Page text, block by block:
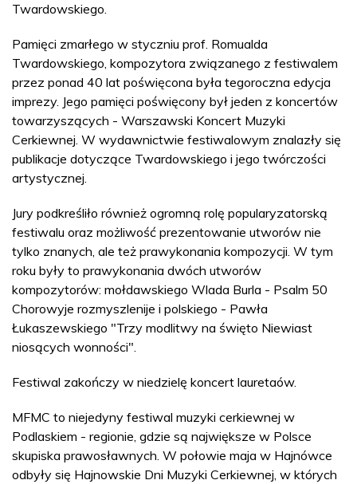
Twardowskiego.
Pamięci zmarłego w styczniu prof. Romualda
Twardowskiego, kompozytora związanego z festiwalem
przez ponad 40 lat poświęcona była tegoroczna edycja
imprezy. Jego pamięci poświęcony był jeden z koncertów
towarzyszących - Warszawski Koncert Muzyki
Cerkiewnej. W wydawnictwie festiwalowym znalazły się
publikacje dotyczące Twardowskiego i jego twórczości
artystycznej.
Jury podkreśliło również ogromną rolę popularyzatorską
festiwalu oraz możliwość prezentowanie utworów nie
tylko znanych, ale też prawykonania kompozycji. W tym
roku były to prawykonania dwóch utworów
kompozytorów: mołdawskiego Wlada Burla - Psalm 50
Chorowyje rozmyszlenije i polskiego - Pawła
Łukaszewskiego "Trzy modlitwy na święto Niewiast
niosących wonności".
Festiwal zakończy w niedzielę koncert lauretaów.
MFMC to niejedyny festiwal muzyki cerkiewnej w
Podlaskiem - regionie, gdzie są największe w Polsce
skupiska prawosławnych. W połowie maja w Hajnówce
odbyły się Hajnowskie Dni Muzyki Cerkiewnej, w których